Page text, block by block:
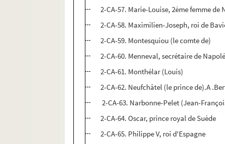
2-CA-57. Marie-Louise, 2ème femme de
2-CA-58. Maximilien-Joseph, roi de
2-CA-59. Montesquiou (le comte de)
2-CA-60. Menneval, secrétaire de
2-CA-61. Monthélar (Louis)
2-CA-62. Neufchâtel (le prince de).A
2-CA-63. Narbonne-Pelet (Jean-
2-CA-64. Oscar, prince royal de Suède
2-CA-65. Philippe V, roi d'Espagne